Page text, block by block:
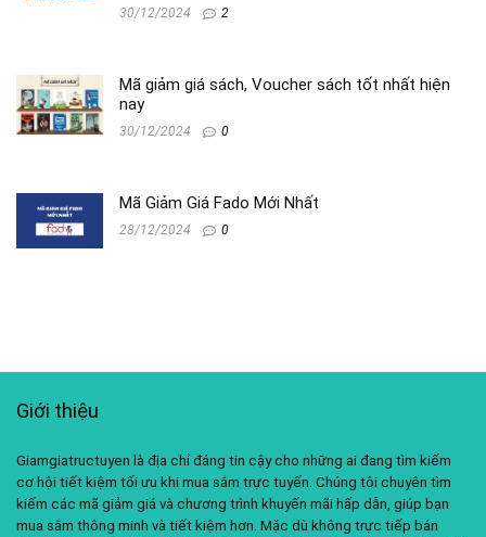
30/12/2024 2
Mã giảm giá sách, Voucher sách tốt nhất hiện
nay
30/12/2024 0
Mã Giảm Giá Fado Mới Nhất
28/12/2024 0
Giới thiệu
Giamgiatructuyen là địa chỉ đáng tin cậy cho những ai đang tìm kiếm
cơ hội tiết kiệm tối ưu khi mua sắm trực tuyến. Chúng tôi chuyên tìm
kiếm các mã giảm giá và chương trình khuyến mãi hấp dẫn, giúp bạn
mua sắm thông minh và tiết kiệm hơn. Mặc dù không trực tiếp bán